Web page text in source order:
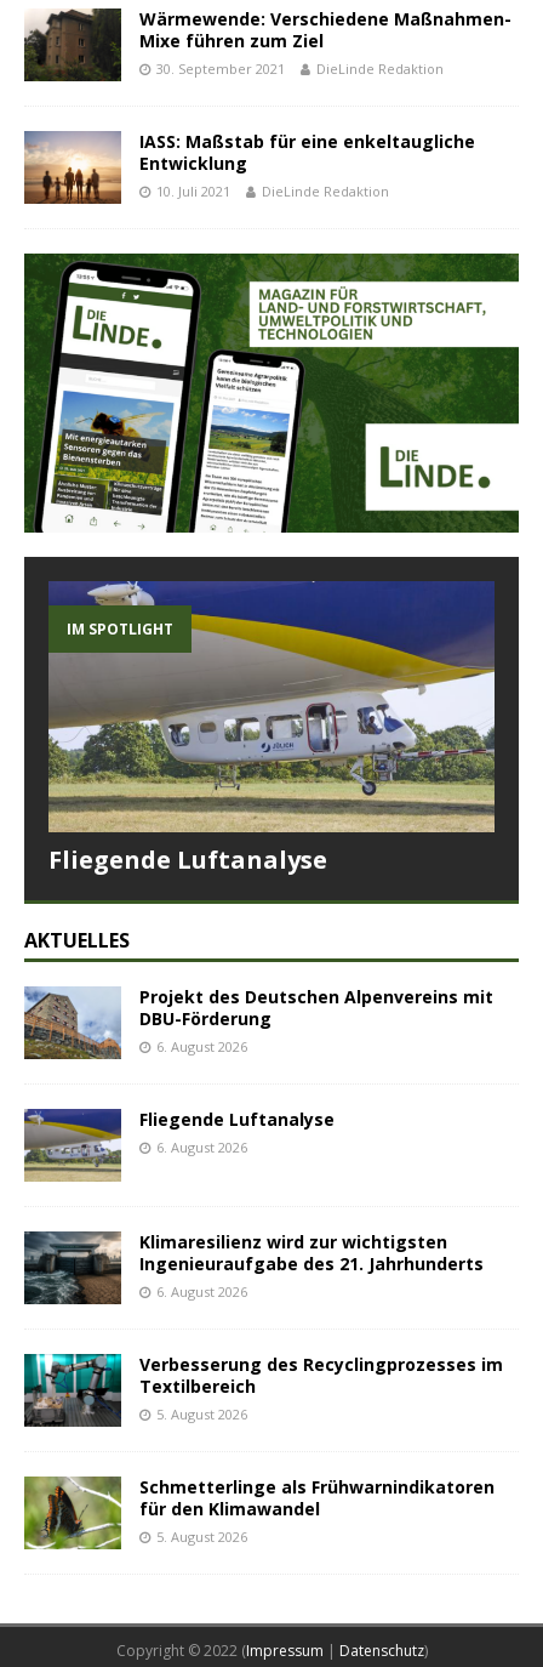
Wärmewende: Verschiedene Maßnahmen-
Mixe führen zum Ziel
30. September 2021 DieLinde Redaktion
IASS: Maßstab für eine enkeltaugliche
Entwicklung
10. Juli 2021 DieLinde Redaktion
IM SPOTLIGHT
Fliegende Luftanalyse
AKTUELLES
Projekt des Deutschen Alpenvereins mit
DBU-Förderung
6. August 2026
Fliegende Luftanalyse
6. August 2026
Klimaresilienz wird zur wichtigsten
Ingenieuraufgabe des 21. Jahrhunderts
6. August 2026
Verbesserung des Recyclingprozesses im
Textilbereich
5. August 2026
Schmetterlinge als Frühwarnindikatoren
für den Klimawandel
5. August 2026
Copyright © 2022 (Impressum | Datenschutz)